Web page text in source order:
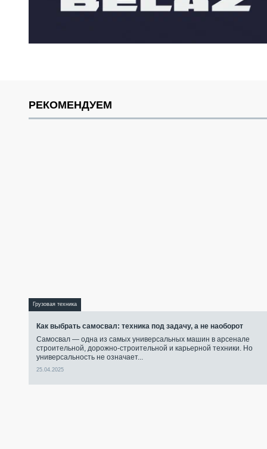
РЕКОМЕНДУЕМ
Грузовая техника
Как выбрать самосвал: техника под задачу, а не наоборот
Самосвал — одна из самых универсальных машин в арсенале
строительной, дорожно-строительной и карьерной техники. Но
универсальность не означает...
25.04.2025